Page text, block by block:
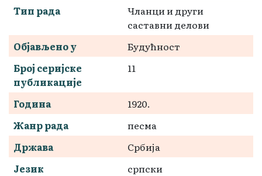
Тип рада
Чланци и други
саставни делови
Објављено у
Будућност
Број серијске
публикације
11
Година
1920.
Жанр рада
песма
Држава
Србија
Језик
српски